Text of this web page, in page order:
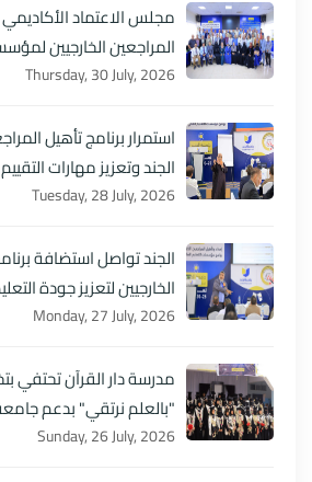
مجلس الاعتماد الأكاديمي
المراجعين الخارجيين
Thursday, 30 July, 2026
استمرار برنامج تأهيل
الجند وتعزيز مهارات
Tuesday, 28 July, 2026
الجند تواصل استضافة
الخارجيين لتعزيز جودة
Monday, 27 July, 2026
مدرسة دار القرآن تحتفي
"بالعلم نرتقي" بدعم
Sunday, 26 July, 2026